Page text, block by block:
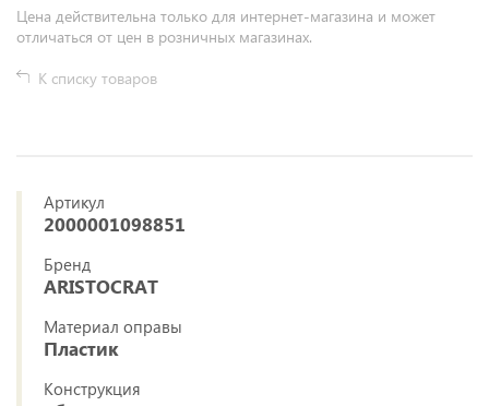
Цена действительна только для интернет-магазина и может
отличаться от цен в розничных магазинах.
К списку товаров
Артикул
2000001098851
Бренд
ARISTOCRAT
Материал оправы
Пластик
Конструкция